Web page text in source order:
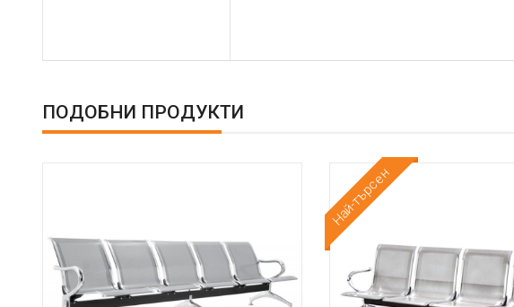
ПОДОБНИ ПРОДУКТИ
Най-търсен